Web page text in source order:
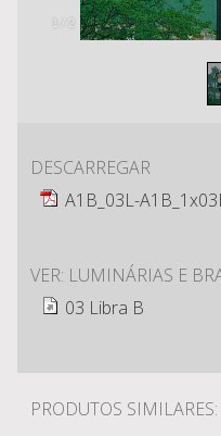
/ 2
DESCARREGAR
A1B_03L-
VER: LUMINÁRIAS E
03 Libra B
PRODUTOS SIMILARES: